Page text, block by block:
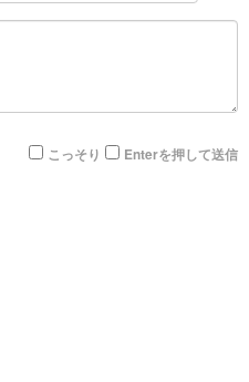
こっそり Enterを押して送信